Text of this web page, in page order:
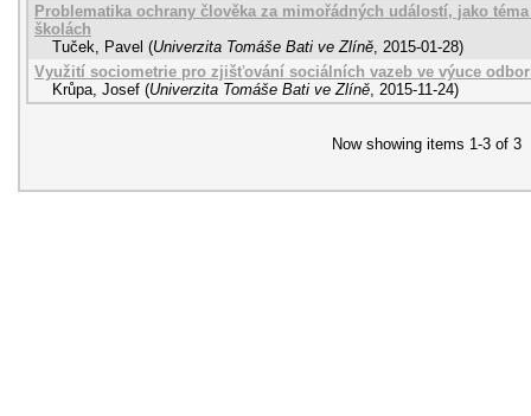
Problematika ochrany člověka za mimořádných událostí, jako
školách
Tuček, Pavel (Univerzita Tomáše Bati ve Zlíně, 2015-01-28)
Využití sociometrie pro zjišťování sociálních vazeb ve výuce
Krůpa, Josef (Univerzita Tomáše Bati ve Zlíně, 2015-11-24)
Now showing items 1-3 of 3